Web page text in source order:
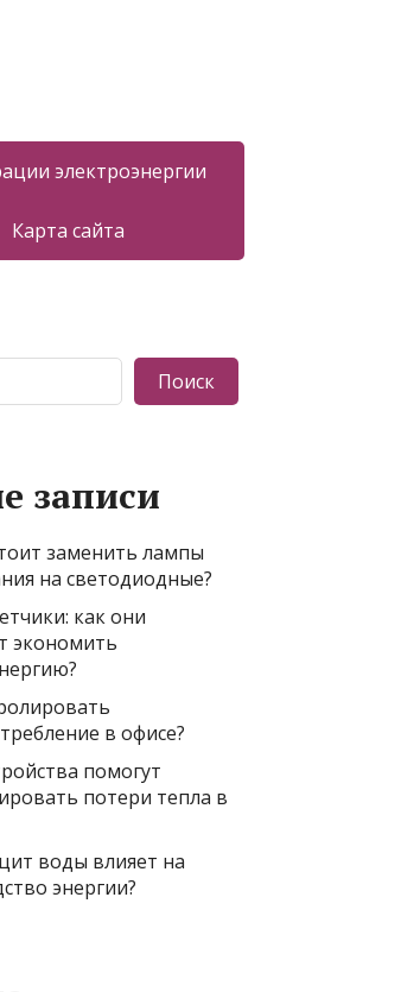
электроэнергии
Карта сайта
Поиск
записи
заменить лампы
на светодиодные?
как они
экономить
в офисе?
помогут
потери тепла в
воды влияет на
энергии?